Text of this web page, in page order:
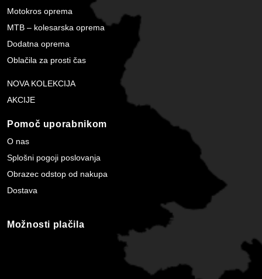
Motokros oprema
MTB – kolesarska oprema
Dodatna oprema
Oblačila za prosti čas
NOVA KOLEKCIJA
AKCIJE
Pomoč uporabnikom
O nas
Splošni pogoji poslovanja
Obrazec odstop od nakupa
Dostava
Možnosti plačila